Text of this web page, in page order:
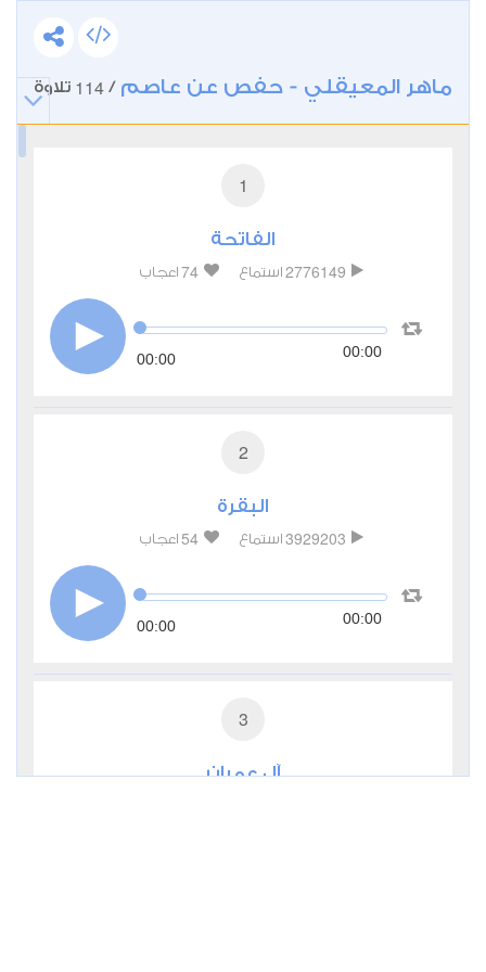
ماهر المعيقلي - حفص عن عاصم /
114 تلاوة
1
الفاتحة
2776149 استماع 74 اعجاب
00:00 00:00
2
البقرة
3929203 استماع 54 اعجاب
00:00 00:00
3
آل عمران